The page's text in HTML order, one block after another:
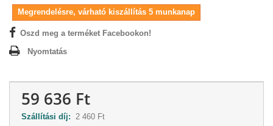
Megrendelésre, várható kiszállítás 5 munkanap
Oszd meg a terméket Facebookon!
Nyomtatás
59 636 Ft
Szállítási díj: 2 460 Ft